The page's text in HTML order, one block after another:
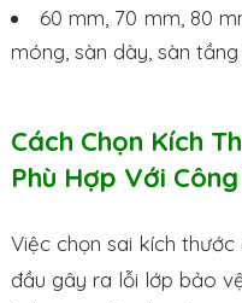
60 mm, 70 mm, 80
móng, sàn dày, sàn tầng
Cách Chọn Kích
Phù Hợp Với
Việc chọn sai kích
đầu gây ra lỗi lớp bảo